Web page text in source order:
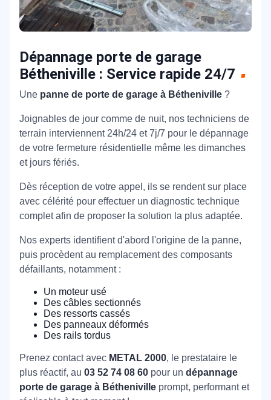
Dépannage porte de garage
Bétheniville : Service rapide 24/7
Une panne de porte de garage à Bétheniville ?
Joignables de jour comme de nuit, nos techniciens de
terrain interviennent 24h/24 et 7j/7 pour le dépannage
de votre fermeture résidentielle même les dimanches
et jours fériés.
Dès réception de votre appel, ils se rendent sur place
avec célérité pour effectuer un diagnostic technique
complet afin de proposer la solution la plus adaptée.
Nos experts identifient d'abord l'origine de la panne,
puis procèdent au remplacement des composants
défaillants, notamment :
Un moteur usé
Des câbles sectionnés
Des ressorts cassés
Des panneaux déformés
Des rails tordus
Prenez contact avec METAL 2000, le prestataire le
plus réactif, au 03 52 74 08 60 pour un dépannage
porte de garage à Bétheniville prompt, performant et